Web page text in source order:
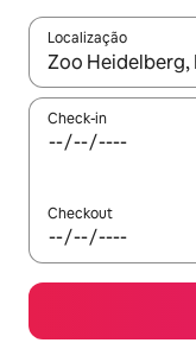
Localização
Quando os
Check-in
Checkout